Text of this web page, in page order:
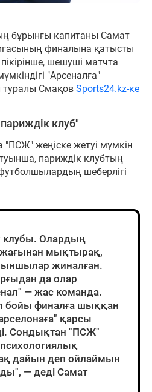
бұрынғы капитаны Самат
финалына қатысты
шешуші матчта
"Арсеналға"
туралы Смақов Sports24.kz-ке
клуб"
жеңіске жетуі мүмкін
париждік клубтың
шеберлігі
Олардың
жағынан мықтырақ,
жиналған.
да олар
— жас команда.
финалға шыққан
қарсы
Сондықтан "ПСЖ"
дайын деп ойлаймын
— деді Самат